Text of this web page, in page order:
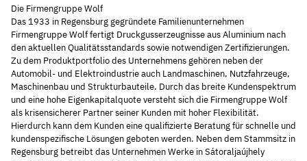
Die Firmengruppe Wolf
Das 1933 in Regensburg gegründete Familienunternehmen
Firmengruppe Wolf fertigt Druckgusserzeugnisse aus Aluminium nach
den aktuellen Qualitätsstandards sowie notwendigen Zertifizierungen.
Zu dem Produktportfolio des Unternehmens gehören neben der
Automobil- und Elektroindustrie auch Landmaschinen, Nutzfahrzeuge,
Maschinenbau und Strukturbauteile. Durch das breite Kundenspektrum
und eine hohe Eigenkapitalquote versteht sich die Firmengruppe Wolf
als krisensicherer Partner seiner Kunden mit hoher Flexibilität.
Hierdurch kann dem Kunden eine qualifizierte Beratung für schnelle und
kundenspezifische Lösungen geboten werden. Neben dem Stammsitz in
Regensburg betreibt das Unternehmen Werke in Sátoraljaújhely